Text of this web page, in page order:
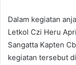
Dalam kegiatan
Letkol Czi Heru
Sangatta Kapten
kegiatan tersebut